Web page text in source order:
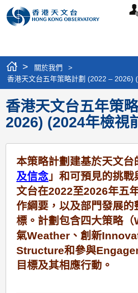
個
> 關於我們
>
香港天文台五年策略計劃 (2022 – 2026)
香港天文台五年策
2026) (2024年檢視
本策略計劃建基於天文台
及信念 」和可預見的挑
文台在2022至2026年五
作綱要，以及部門發展的
標。計劃包含四大策略（
氣Weather、創新
Structure和參與
目標及其相應行動。